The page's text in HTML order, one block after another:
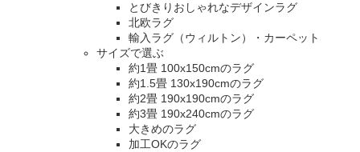
とびきりおしゃれなデザインラグ
北欧ラグ
輸入ラグ（ウィルトン）・カーペット
サイズで選ぶ
約1畳 100x150cmのラグ
約1.5畳 130x190cmのラグ
約2畳 190x190cmのラグ
約3畳 190x240cmのラグ
大きめのラグ
加工OKのラグ